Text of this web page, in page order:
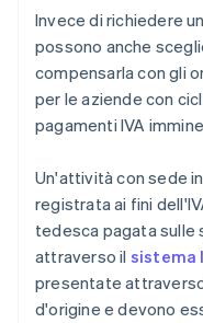
Invece di richiedere
possono anche
compensarla con gli
per le aziende con
pagamenti IVA
Un'attività con sede
registrata ai fini
tedesca pagata sulle
attraverso il sistema
presentate
d'origine e devono